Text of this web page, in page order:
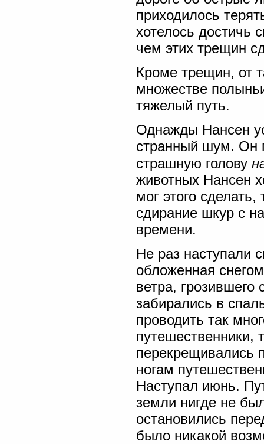
приходилось
хотелось достичь
чем этих трещин
Кроме трещин, от
множестве
тяжелый путь.
Однажды Нансен
странный шум. Он
страшную голову
животных Нансен
мог этого
сдирание шкур с
времени.
Не раз наступали
обложенная
ветра, грозившего
забирались в
проводить так
путешественники,
перекрещивались
ногам
Наступал июнь.
земли нигде не
остановились
было никакой